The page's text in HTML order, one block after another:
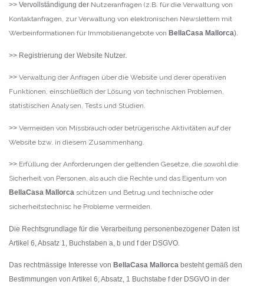
>> Vervollständigung der Nutzeranfragen (z.B. für die Verwaltung von
Kontaktanfragen, zur Verwaltung von elektronischen Newslettern mit
Werbeinformationen für Immobilienangebote von BellaCasa Mallorca).
>> Registrierung der Website Nutzer.
>> Verwaltung der Anfragen über die Website und derer operativen
Funktionen, einschließlich der Lösung von technischen Problemen,
statistischen Analysen, Tests und Studien.
>> Vermeiden von Missbrauch oder betrügerische Aktivitäten auf der
Website bzw. in diesem Zusammenhang.
>> Erfüllung der Anforderungen der geltenden Gesetze, die sowohl die
Sicherheit von Personen, als auch die Rechte und das Eigentum von
BellaCasa Mallorca schützen und Betrug und technische oder
sicherheitstechnisc he Probleme vermeiden.
Die Rechtsgrundlage für die Verarbeitung personenbezogener Daten ist
Artikel 6, Absatz 1, Buchstaben a, b und f der DSGVO.
Das rechtmässige Interesse von BellaCasa Mallorca besteht gemäß den
Bestimmungen von Artikel 6, Absatz, 1 Buchstabe f der DSGVO in der